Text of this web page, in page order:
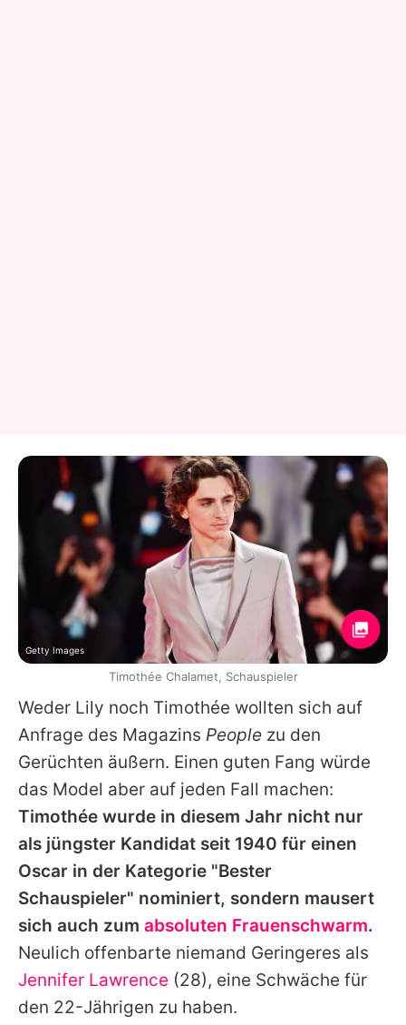
Weder Lily noch Timothée wollten sich auf
Anfrage des Magazins People zu den
Gerüchten äußern. Einen guten Fang würde
das Model aber auf jeden Fall machen:
Timothée wurde in diesem Jahr nicht nur
als jüngster Kandidat seit 1940 für einen
Oscar in der Kategorie "Bester
Schauspieler" nominiert, sondern mausert
sich auch zum absoluten Frauenschwarm.
Neulich offenbarte niemand Geringeres als
Jennifer Lawrence (28), eine Schwäche für
den 22-Jährigen zu haben.
Getty Images
Timothée Chalamet, Schauspieler